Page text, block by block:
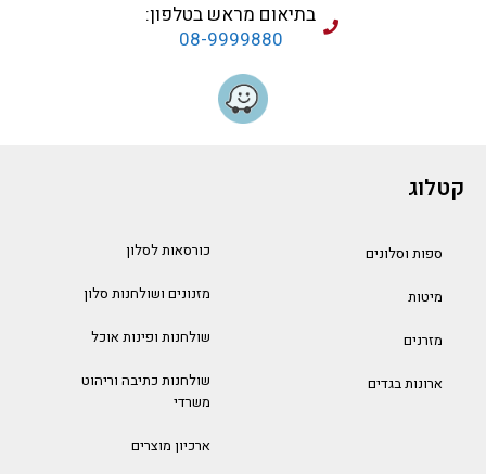
בתיאום מראש בטלפון:
08-9999880
קטלוג
ספות וסלונים
מיטות
מזרנים
ארונות בגדים
כורסאות לסלון
מזנונים ושולחנות סלון
שולחנות ופינות אוכל
שולחנות כתיבה וריהוט
משרדי
ארכיון מוצרים